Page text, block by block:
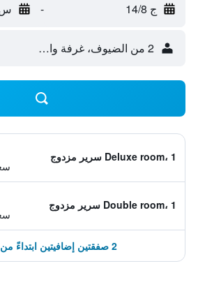
ج 14/8 - س
2 من الضيوف، غرفة واحدة
Deluxe room، 1 سرير مزدوج
Double room، 1 سرير مزدوج
2 صفقتين إضافيتين ابتداءً من 142 ﷼